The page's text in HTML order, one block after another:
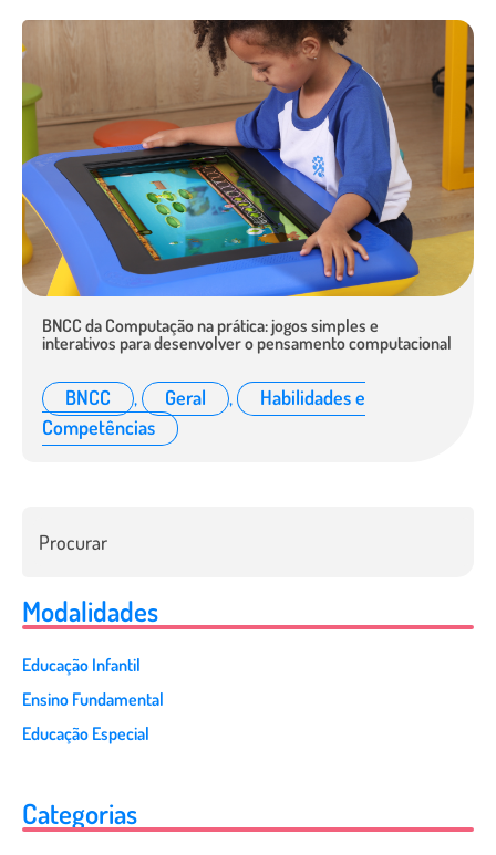
BNCC da Computação na prática: jogos simples e
interativos para desenvolver o pensamento computacional
BNCC , Geral ,
Habilidades e
Competências
Modalidades
Educação Infantil
Ensino Fundamental
Educação Especial
Categorias